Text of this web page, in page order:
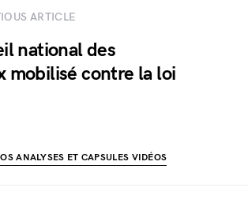
ARTICLE
national des
mobilisé contre la loi
ANALYSES ET CAPSULES VIDÉOS